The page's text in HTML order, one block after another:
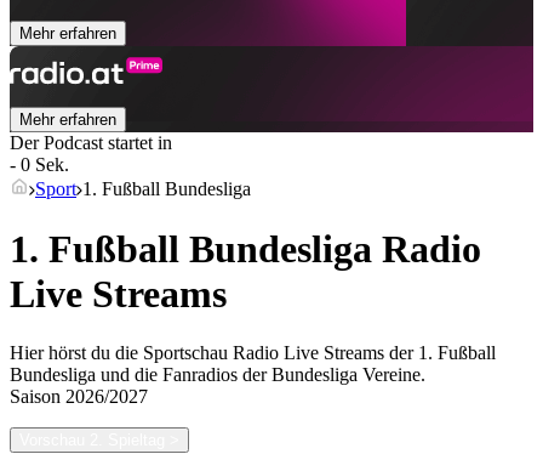
Mehr erfahren
Mehr erfahren
Der Podcast startet in
- 0 Sek.
Sport 1. Fußball Bundesliga
1. Fußball Bundesliga Radio
Live Streams
Hier hörst du die Sportschau Radio Live Streams der 1. Fußball
Bundesliga und die Fanradios der Bundesliga Vereine.
Saison 2026/2027